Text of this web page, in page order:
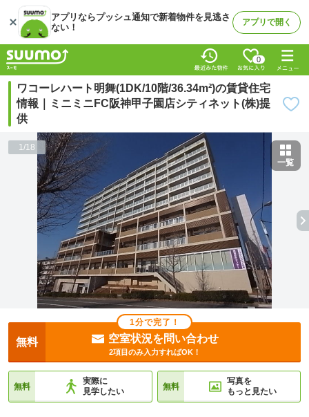
アプリならプッシュ通知で新着物件を見逃さ
ない！
アプリで開く
0
ワコーレハート明舞(1DK/10階/36.34m²)の賃貸住宅
情報｜ミニミニFC阪神甲子園店シティネット(株)提
供
1/18
一覧
1分で完了！
無料 空室状況を問い合わせ
2項目のみ入力すればOK！
無料
実際に
見学したい
無料
写真を
もっと見たい